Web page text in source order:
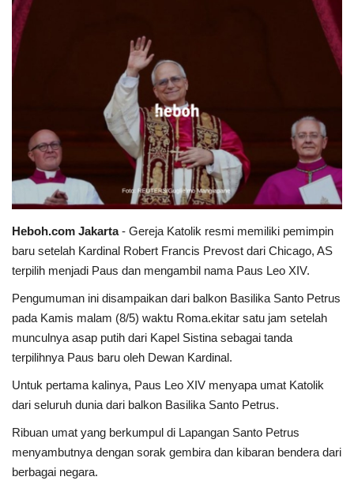
Heboh.com Jakarta- Gereja Katolik resmi memiliki pemimpin
baru setelah Kardinal Robert Francis Prevost dari Chicago, AS
terpilih menjadi Paus dan mengambil nama Paus Leo XIV.
Pengumuman ini disampaikan dari balkon Basilika Santo Petrus
pada Kamis malam (8/5) waktu Roma.ekitar satu jam setelah
munculnya asap putih dari Kapel Sistina sebagai tanda
terpilihnya Paus baru oleh Dewan Kardinal.
Untuk pertama kalinya, Paus Leo XIV menyapa umat Katolik
dari seluruh dunia dari balkon Basilika Santo Petrus.
Ribuan umat yang berkumpul di Lapangan Santo Petrus
menyambutnya dengan sorak gembira dan kibaran bendera dari
berbagai negara.